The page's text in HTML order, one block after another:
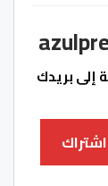
إلى بريدك
اشتراك